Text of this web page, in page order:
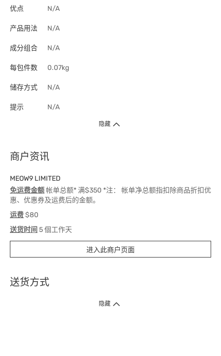
优点 N/A
产品用法 N/A
成分组合 N/A
每包件数 0.07kg
储存方式 N/A
提示 N/A
隐藏
商户资讯
MEOW9 LIMITED
免运费金额帐单总额* 满$350 *注： 帐单净总额指扣除商品折扣优
惠、优惠券及运费后的金额。
运费$80
送货时间 5 個工作天
进入此商户页面
送货方式
1. 送货到府（受卫生署条例规管产品除外 ）
隐藏